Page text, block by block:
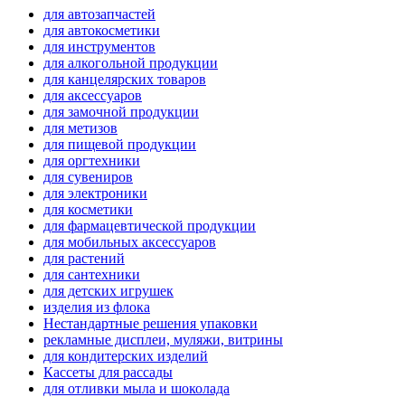
для автозапчастей
для автокосметики
для инструментов
для алкогольной продукции
для канцелярских товаров
для аксессуаров
для замочной продукции
для метизов
для пищевой продукции
для оргтехники
для сувениров
для электроники
для косметики
для фармацевтической продукции
для мобильных аксессуаров
для растений
для сантехники
для детских игрушек
изделия из флока
Нестандартные решения упаковки
рекламные дисплеи, муляжи, витрины
для кондитерских изделий
Кассеты для рассады
для отливки мыла и шоколада